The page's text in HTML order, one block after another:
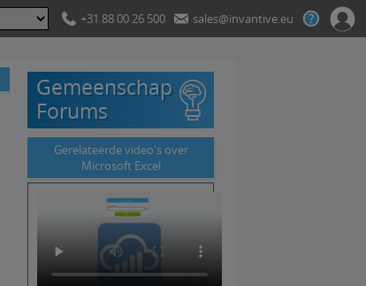
+31 88 00 26 500 sales@invantive.eu
Gemeenschap
Forums
Gerelateerde video's over
Microsoft Excel